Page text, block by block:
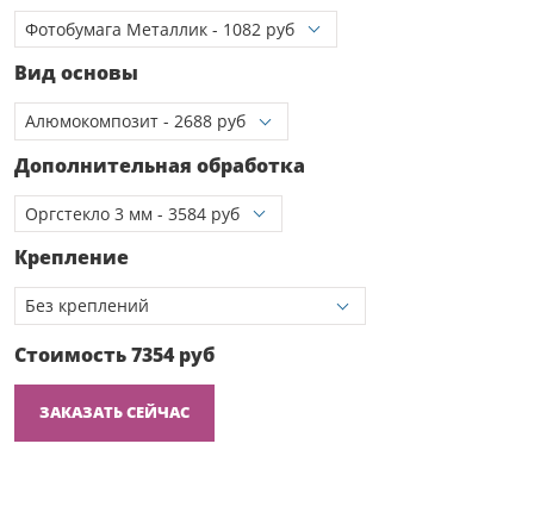
Вид основы
Дополнительная обработка
Крепление
Стоимость7354 руб
ЗАКАЗАТЬ СЕЙЧАС